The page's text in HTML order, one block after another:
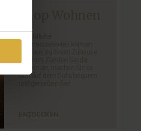
sich auf dem Sofa bequem